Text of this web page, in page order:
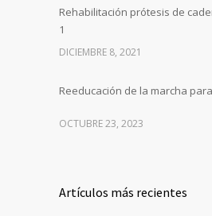
Rehabilitación prótesis de
1
DICIEMBRE 8, 2021
Reeducación de la marcha
OCTUBRE 23, 2023
Artículos más recientes